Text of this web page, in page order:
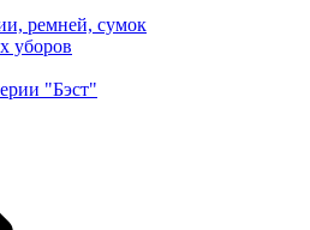
ремней, сумок
уборов
"Бэст"